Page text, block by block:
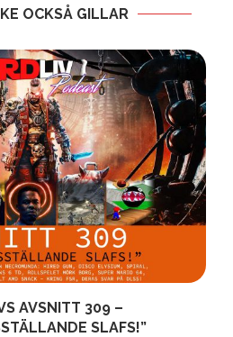
OCKSÅ GILLAR
AVSNITT 309 –
SLAFS!”